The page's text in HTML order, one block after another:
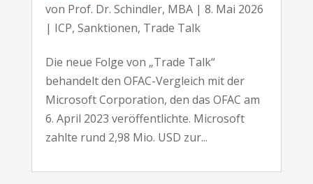
von Prof. Dr. Schindler, MBA| 8. Mai 2026
| ICP, Sanktionen, Trade Talk
Die neue Folge von „Trade Talk“
behandelt den OFAC-Vergleich mit der
Microsoft Corporation, den das OFAC am
6. April 2023 veröffentlichte. Microsoft
zahlte rund 2,98 Mio. USD zur...